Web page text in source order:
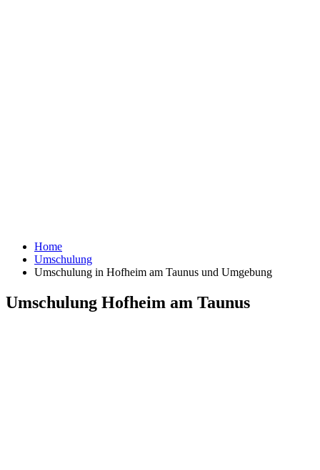
Home
Umschulung
Umschulung in Hofheim am Taunus und Umgebung
Umschulung Hofheim am Taunus